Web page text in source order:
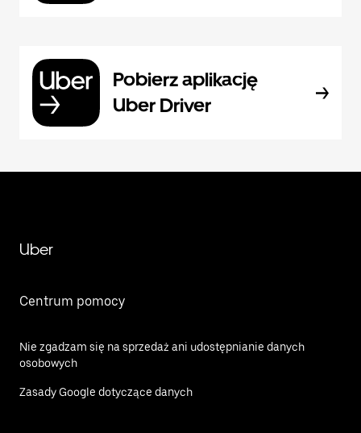
Pobierz aplikację
Uber Driver
Uber
Centrum pomocy
Nie zgadzam się na sprzedaż ani udostępnianie danych
osobowych
Zasady Google dotyczące danych